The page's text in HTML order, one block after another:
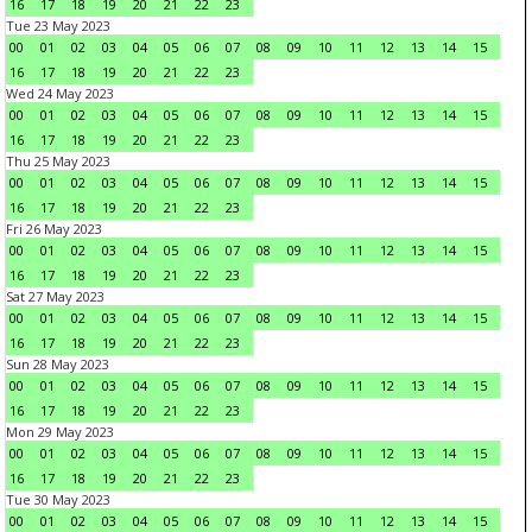
16 17 18 19 20 21 22
23
Tue 23 May 2023
00
01 02 03 04 05 06 07 08 09 10 11 12 13 14
15
16
17 18 19 20 21 22
23
Wed 24 May 2023
00
01 02 03 04 05 06 07 08 09 10 11 12 13 14
15
16
17 18 19 20 21 22
23
Thu 25 May 2023
00
01 02 03 04 05 06 07 08 09 10 11 12 13 14
15
16
17 18 19 20 21 22
23
Fri 26 May 2023
00
01 02 03 04 05 06 07 08 09 10 11 12 13 14
15
16
17 18 19 20 21 22
23
Sat 27 May 2023
00
01 02 03 04 05 06 07 08 09 10 11 12 13 14
15
16
17 18 19 20 21 22
23
Sun 28 May 2023
00
01 02 03 04 05 06 07 08 09 10 11 12 13 14
15
16
17 18 19 20 21 22
23
Mon 29 May 2023
00
01 02 03 04 05 06 07 08 09 10 11 12 13 14
15
16
17 18 19 20 21 22
23
Tue 30 May 2023
00
01 02 03 04 05 06 07 08 09 10 11 12 13 14 15